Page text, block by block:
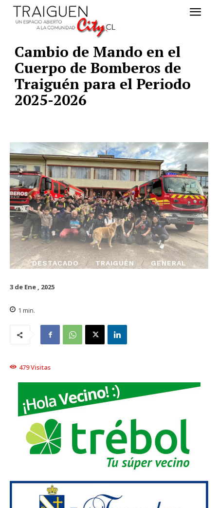
Cambio de Mando en el
Cuerpo de Bomberos de
Traiguén para el Periodo
2025-2026
DESTACADO TRAIGUÉN GENERAL
3 de Ene , 2025
1 min.
479Visitas